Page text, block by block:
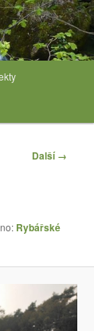
Další →
Rybářské